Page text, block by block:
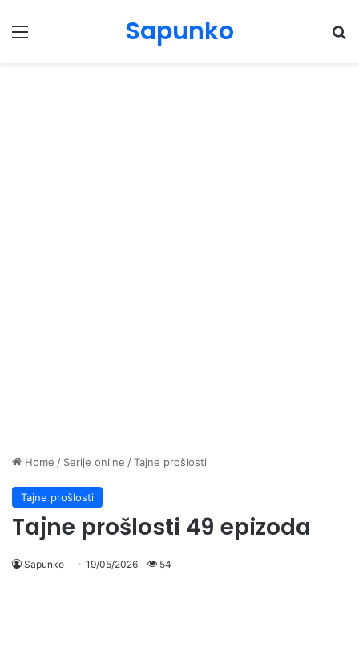
Menu Sapunko
Home / Serije online /Tajne prošlosti
Tajne prošlosti
Tajne prošlosti 49 epizoda
Sapunko 19/05/2026 54